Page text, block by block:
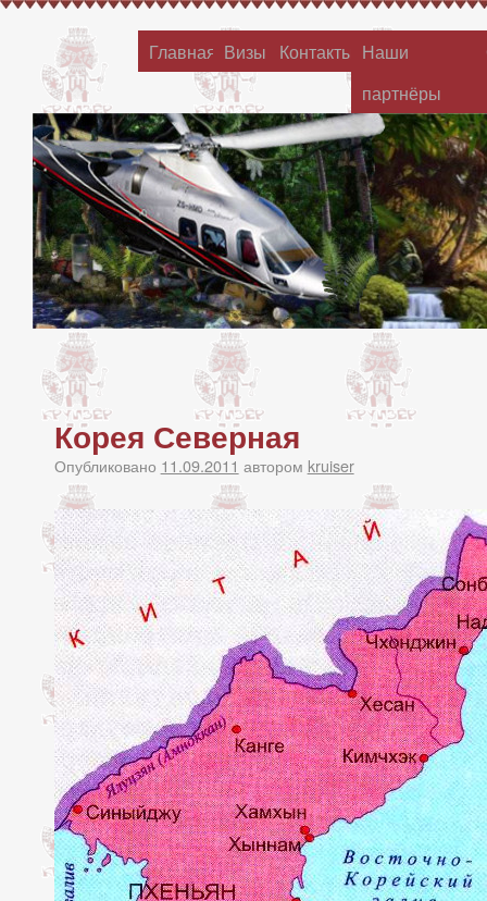
Главная Визы Контакты Наши
партнёры
Корея Северная
Опубликовано 11.09.2011 автором kruiser